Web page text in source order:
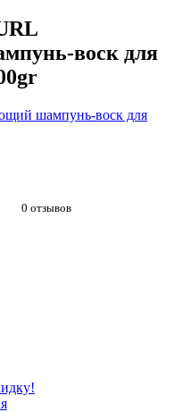
воск для
0 отзывов